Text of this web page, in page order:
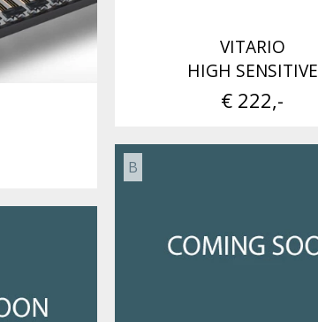
VITARIO
HIGH SENSITIVE
€ 222,-
B